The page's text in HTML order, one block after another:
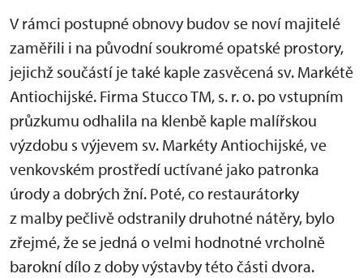
V rámci postupné obnovy budov se noví majitelé
zaměřili i na původní soukromé opatské prostory,
jejichž součástí je také kaple zasvěcená sv. Markétě
Antiochijské. Firma Stucco TM, s. r. o. po vstupním
průzkumu odhalila na klenbě kaple malířskou
výzdobu s výjevem sv. Markéty Antiochijské, ve
venkovském prostředí uctívané jako patronka
úrody a dobrých žní. Poté, co restaurátorky
z malby pečlivě odstranily druhotné nátěry, bylo
zřejmé, že se jedná o velmi hodnotné vrcholně
barokní dílo z doby výstavby této části dvora.